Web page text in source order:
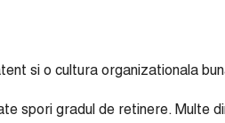
si o cultura organizationala
spori gradul de retinere. Multe